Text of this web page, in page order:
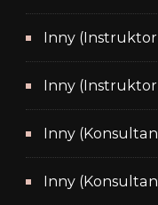
Inny
Inny
Inny
Inny